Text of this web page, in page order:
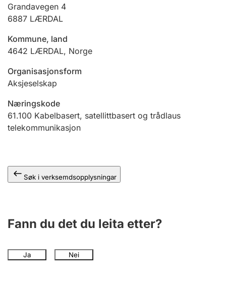
Jeger
Ektepaktrettleiaren
Andre tema
Grandavegen 4
6887 LÆRDAL
Kommune, land
4642 LÆRDAL, Norge
Organisasjonsform
Aksjeselskap
Næringskode
61.100 Kabelbasert, satellittbasert og trådlaus
telekommunikasjon
Søk i verksemdsopplysningar
Fann du det du leita etter?
Ja Nei